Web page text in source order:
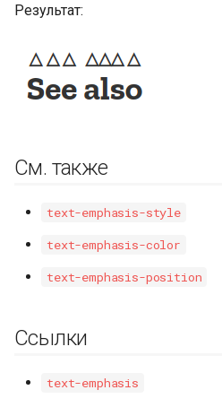
Результат:
См. также
text-emphasis-style
text-emphasis-color
text-emphasis-position
Ссылки
text-emphasis